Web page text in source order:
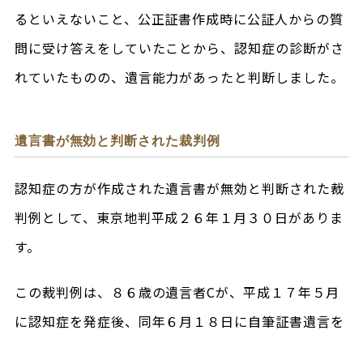
るといえないこと、公正証書作成時に公証人からの質
問に受け答えをしていたことから、認知症の診断がさ
れていたものの、遺言能力があったと判断しました。
遺言書が無効と判断された裁判例
認知症の方が作成された遺言書が無効と判断された裁
判例として、東京地判平成２６年１月３０日がありま
す。
この裁判例は、８６歳の遺言者Cが、平成１７年５月
に認知症を発症後、同年６月１８日に自筆証書遺言を